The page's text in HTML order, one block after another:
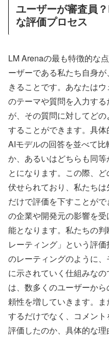
ユーザーが審査員
な評価プロセス
LM Arenaの最も特徴的な
ーザーである私たち自身
きることです。あなたは
のテーマや質問を入力す
が、その質問に対してど
することができます。具
AIモデルの回答を並べて
か、あるいはどちらも同
とになります。この際、
伏せられており、私たち
だけで評価を下すことが
の企業や開発元の影響を
能となります。私たちの
レーティング」という評
のレーティングのように
に示されていく仕組みな
は、数多くのユーザーか
頼性を増していきます。
するだけでなく、コメン
評価したのか、具体的な